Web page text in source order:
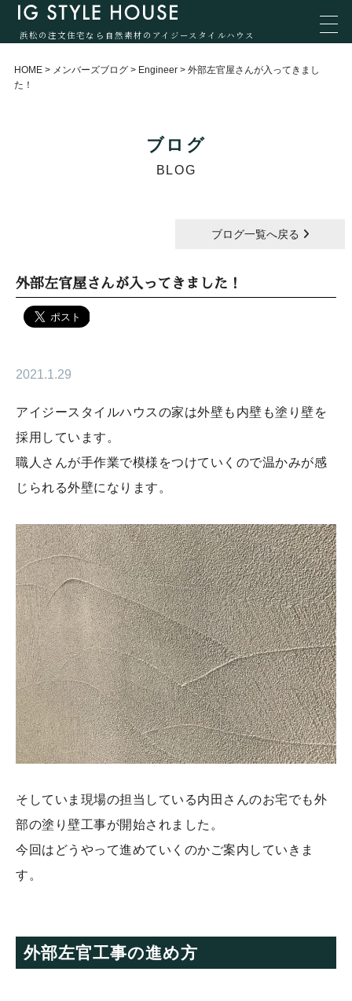
浜松の注文住宅なら自然素材のアイジースタイルハウス
HOME > メンバーズブログ > Engineer > 外部左官屋さんが入ってきまし
た！
ブログ
BLOG
ブログ一覧へ戻る
外部左官屋さんが入ってきました！
2021.1.29
アイジースタイルハウスの家は外壁も内壁も塗り壁を
採用しています。
職人さんが手作業で模様をつけていくので温かみが感
じられる外壁になります。
そしていま現場の担当している内田さんのお宅でも外
部の塗り壁工事が開始されました。
今回はどうやって進めていくのかご案内していきま
す。
外部左官工事の進め方